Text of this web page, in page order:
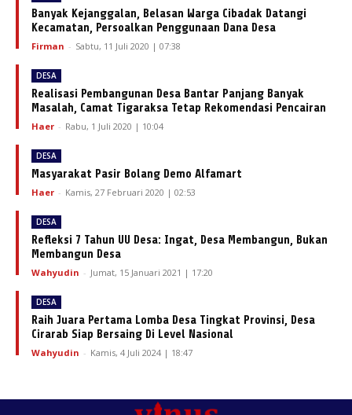
Banyak Kejanggalan, Belasan Warga Cibadak Datangi
Kecamatan, Persoalkan Penggunaan Dana Desa
Firman - Sabtu, 11 Juli 2020 | 07:38
DESA
Realisasi Pembangunan Desa Bantar Panjang Banyak
Masalah, Camat Tigaraksa Tetap Rekomendasi Pencairan
Haer - Rabu, 1 Juli 2020 | 10:04
DESA
Masyarakat Pasir Bolang Demo Alfamart
Haer - Kamis, 27 Februari 2020 | 02:53
DESA
Refleksi 7 Tahun UU Desa: Ingat, Desa Membangun, Bukan
Membangun Desa
Wahyudin - Jumat, 15 Januari 2021 | 17:20
DESA
Raih Juara Pertama Lomba Desa Tingkat Provinsi, Desa
Cirarab Siap Bersaing Di Level Nasional
Wahyudin - Kamis, 4 Juli 2024 | 18:47